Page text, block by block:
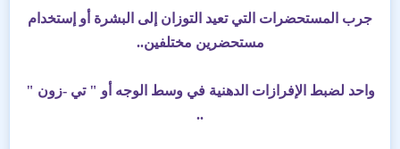
جرب المستحضرات التي تعيد التوزان إلى البشرة أو إستخدام
مستحضرين مختلفين..
واحد لضبط الإفرازات الدهنية في وسط الوجه أو " تي -زون "
..